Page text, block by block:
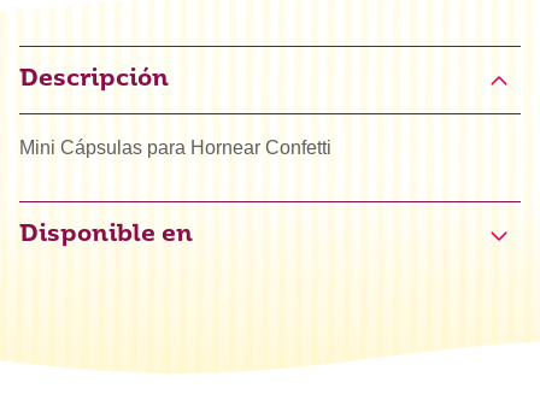
Descripción
Mini Cápsulas para Hornear Confetti
Disponible en